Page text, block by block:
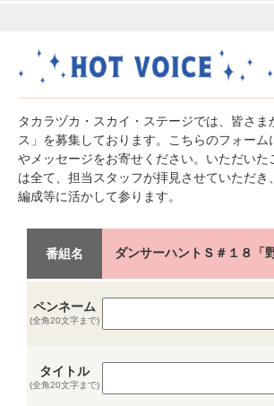
タカラヅカ・スカイ・ステージでは、皆さま
ス」を募集しております。こちらのフォーム
やメッセージをお寄せください。いただいた
は全て、担当スタッフが拝見させていただき
編成等に活かして参ります。
番組名 ダンサーハントＳ＃１８「
ペンネーム
(全角20文字まで)
タイトル
(全角20文字まで)